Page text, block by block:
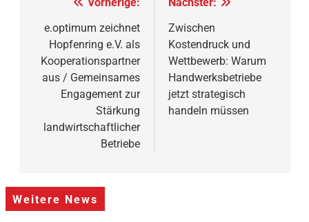
Beitragsnavigation
e.optimum zeichnet
Hopfenring e.V. als
Kooperationspartner
aus / Gemeinsames
Engagement zur
Stärkung
landwirtschaftlicher
Betriebe
Zwischen
Kostendruck und
Wettbewerb: Warum
Handwerksbetriebe
jetzt strategisch
handeln müssen
Weitere News